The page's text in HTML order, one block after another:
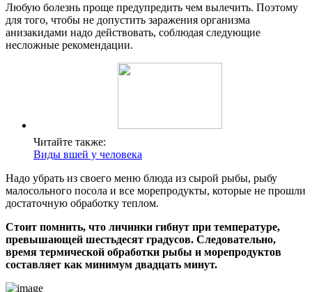
Любую болезнь проще предупредить чем вылечить. Поэтому
для того, чтобы не допустить заражения организма
анизакидами надо действовать, соблюдая следующие
несложные рекомендации.
Читайте также:
Виды вшей у человека
Надо убрать из своего меню блюда из сырой рыбы, рыбу
малосольного посола и все морепродукты, которые не прошли
достаточную обработку теплом.
Стоит помнить, что личинки гибнут при температуре,
превышающей шестьдесят градусов. Следовательно,
время термической обработки рыбы и морепродуктов
составляет как минимум двадцать минут.